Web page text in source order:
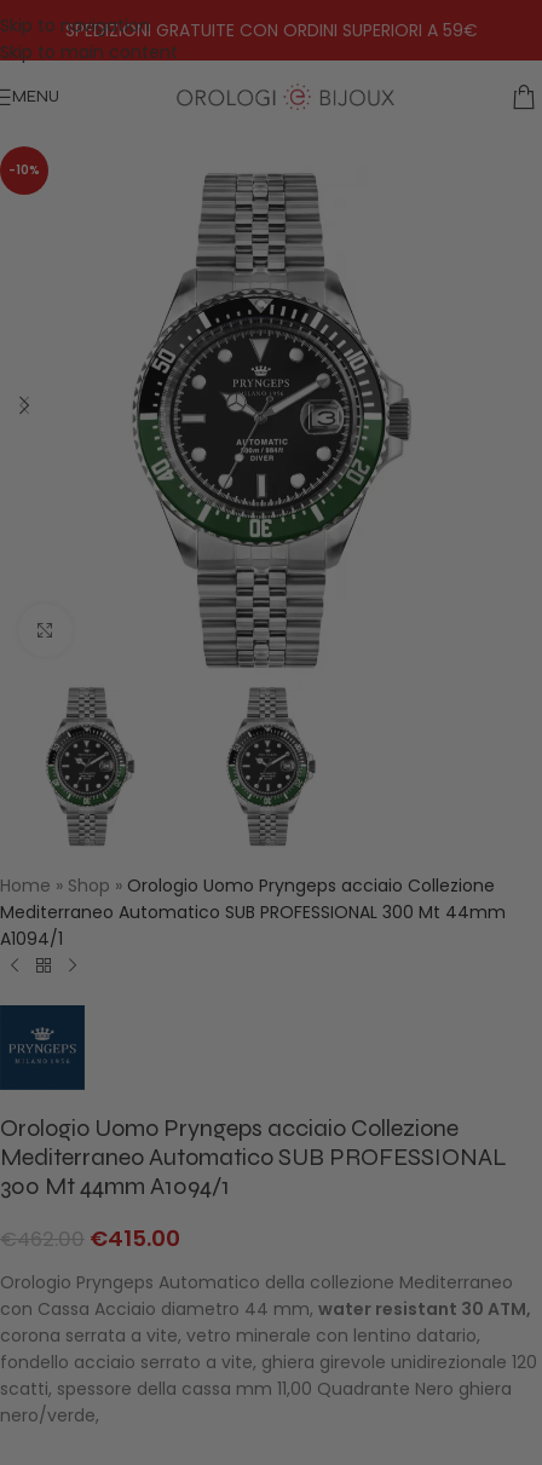
Skip to navigation
Skip to main content
SPEDIZIONI GRATUITE CON ORDINI SUPERIORI A 59€
MENU
-10%
Home » Shop » Orologio Uomo Pryngeps acciaio Collezione
Mediterraneo Automatico SUB PROFESSIONAL 300 Mt 44mm
A1094/1
Orologio Uomo Pryngeps acciaio Collezione
Mediterraneo Automatico SUB PROFESSIONAL
300 Mt 44mm A1094/1
€462.00 €415.00
Orologio Pryngeps Automatico della collezione Mediterraneo
con Cassa Acciaio diametro 44 mm, water resistant 30 ATM,
corona serrata a vite, vetro minerale con lentino datario,
fondello acciaio serrato a vite, ghiera girevole unidirezionale 120
scatti, spessore della cassa mm 11,00 Quadrante Nero ghiera
nero/verde,